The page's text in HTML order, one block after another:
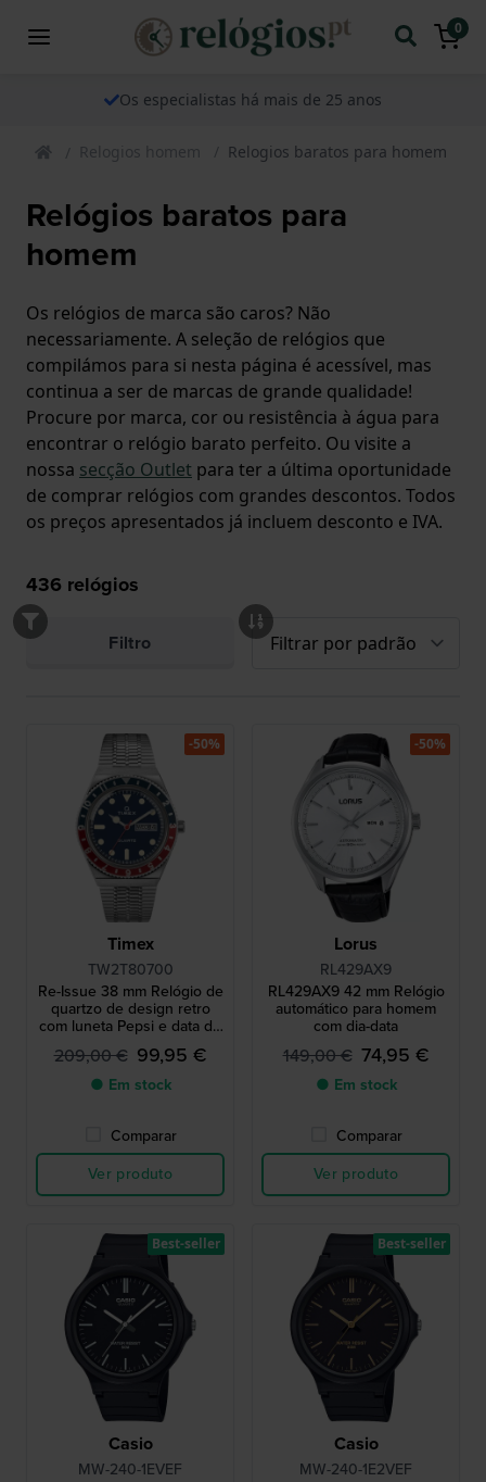
0
Os especialistas há mais de 25 anos
Relogios homem Relogios baratos para homem
Relógios baratos para
homem
Os relógios de marca são caros? Não
necessariamente. A seleção de relógios que
compilámos para si nesta página é acessível, mas
continua a ser de marcas de grande qualidade!
Procure por marca, cor ou resistência à água para
encontrar o relógio barato perfeito. Ou visite a
nossa secção Outlet para ter a última oportunidade
de comprar relógios com grandes descontos. Todos
os preços apresentados já incluem desconto e IVA.
436 relógios
Filtro
Timex
TW2T80700
Re-Issue 38 mm Relógio de
quartzo de design retro
com luneta Pepsi e data do
209,00 € 99,95 €
● Em stock
Comparar
Ver produto
-50%
Lorus
RL429AX9
RL429AX9 42 mm Relógio
automático para homem
com dia-data
149,00 € 74,95 €
● Em stock
Comparar
Ver produto
-50%
Casio
MW-240-1EVEF
Best-seller
Casio
MW-240-1E2VEF
Best-seller